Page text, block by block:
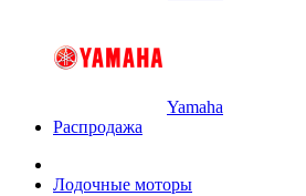
Yamaha
Распродажа
Лодочные моторы